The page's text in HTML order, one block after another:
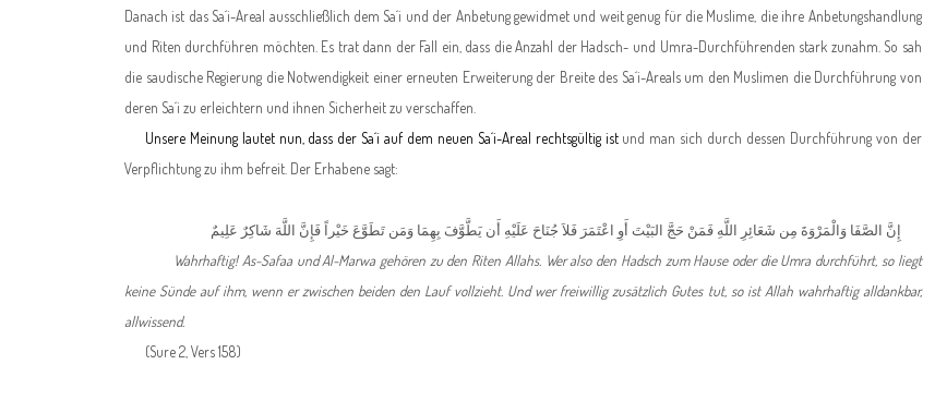
Danach ist das Sa´i-Areal ausschließlich dem Sa´i und der Anbetung gewidmet und weit genug für die Muslime, die ihre Anbetungshandlung
und Riten durchführen möchten. Es trat dann der Fall ein, dass die Anzahl der Hadsch- und Umra-Durchführenden stark zunahm. So sah
die saudische Regierung die Notwendigkeit einer erneuten Erweiterung der Breite des Sa´i-Areals um den Muslimen die Durchführung von
deren Sa´i zu erleichtern und ihnen Sicherheit zu verschaffen.
Unsere Meinung lautet nun, dass der Sa´i auf dem neuen Sa´i-Areal rechtsgültig istund man sich durch dessen Durchführung von der
Verpflichtung zu ihm befreit. Der Erhabene sagt:
إِنَّ الصَّفَا وَالْمَرْوَةَ مِن شَعَائِرِ اللَّهِ فَمَنْ حَجَّ البَيْتَ أَوِ اعْتَمَرَ فَلاَ جُنَاحَ عَلَيْهِ أَن يَطَّوَّفَ بِهِمَا وَمَن تَطَوَّعَ خَيْراً فَإِنَّ اللَّهَ شَاكِرٌ عَلِيمٌ
Wahrhaftig! As-Safaa und Al-Marwa gehören zu den Riten Allahs. Wer also den Hadsch zum Hause oder die Umra durchführt, so liegt
keine Sünde auf ihm, wenn er zwischen beiden den Lauf vollzieht. Und wer freiwillig zusätzlich Gutes tut, so ist Allah wahrhaftig alldankbar,
allwissend.
(Sure 2, Vers 158)